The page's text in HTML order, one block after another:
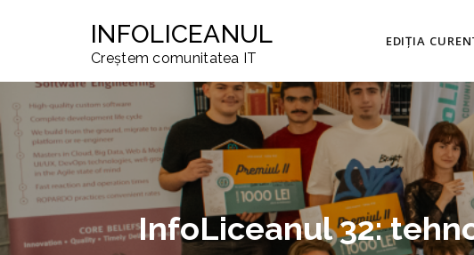
INFOLICEANUL
Creștem comunitatea IT
EDIȚIA
InfoLiceanul 32: